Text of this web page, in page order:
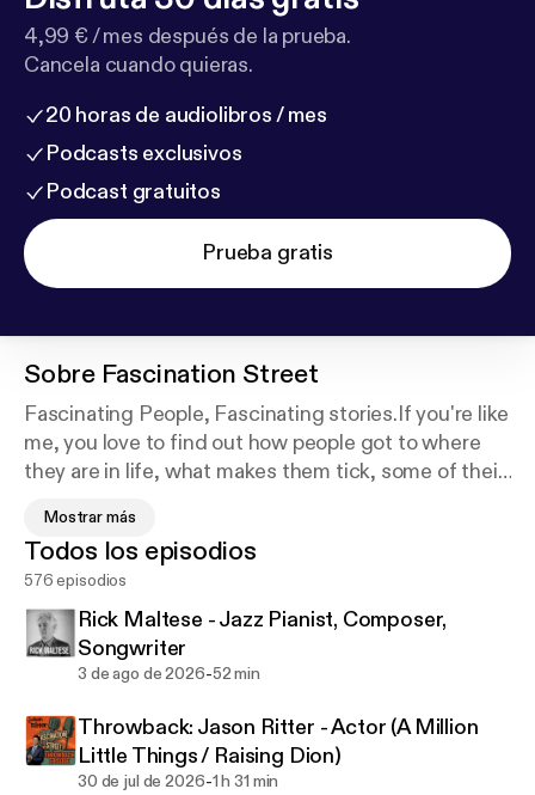
4,99 € / mes después de la prueba.
Cancela cuando quieras.
20 horas de audiolibros / mes
Podcasts exclusivos
Podcast gratuitos
Prueba gratis
Sobre Fascination Street
Fascinating People, Fascinating stories.If you're like
me, you love to find out how people got to where
they are in life, what makes them tick, some of their
it.If so, then join me every Monday as I 'take a walk
down Fascination Street' and get to know the
stories behind people from every walk of life.
"Streetwalkers" include: actors, authors, directors,
musicians, pop culture icons, social activists,
athletes, screenwriters, comedians, artists,
episodes every Monday, and sometimes a bonus
one too!
Mostrar más
Todos los episodios
576 episodios
Rick Maltese - Jazz Pianist, Composer,
Songwriter
3 de ago de 2026-52 min
Throwback: Jason Ritter - Actor (A Million
Little Things / Raising Dion)
30 de jul de 2026-1 h 31 min